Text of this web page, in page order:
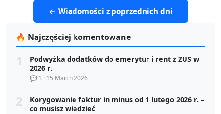
← Wiadomości z poprzednich dni
🔥 Najczęściej komentowane
1
Podwyżka dodatków do emerytur i rent z ZUS w
2026 r.
💬 1 · 15 March 2026
2
Korygowanie faktur in minus od 1 lutego 2026 r. –
co musisz wiedzieć